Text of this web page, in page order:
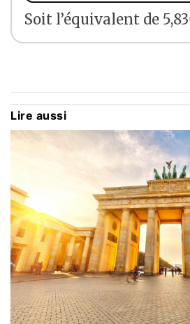
Soit l’équivalent de
Lire aussi